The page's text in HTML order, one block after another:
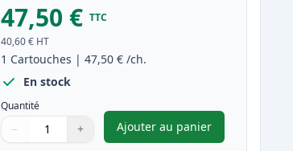
47,50 € TTC
40,60 € HT
1 Cartouches |47,50 € /ch.
En stock
Quantité
Quantité
Utilisez les boutons pour ajuster
− +
Quantité
Ajouter au panier
,Brother TN2000 toner